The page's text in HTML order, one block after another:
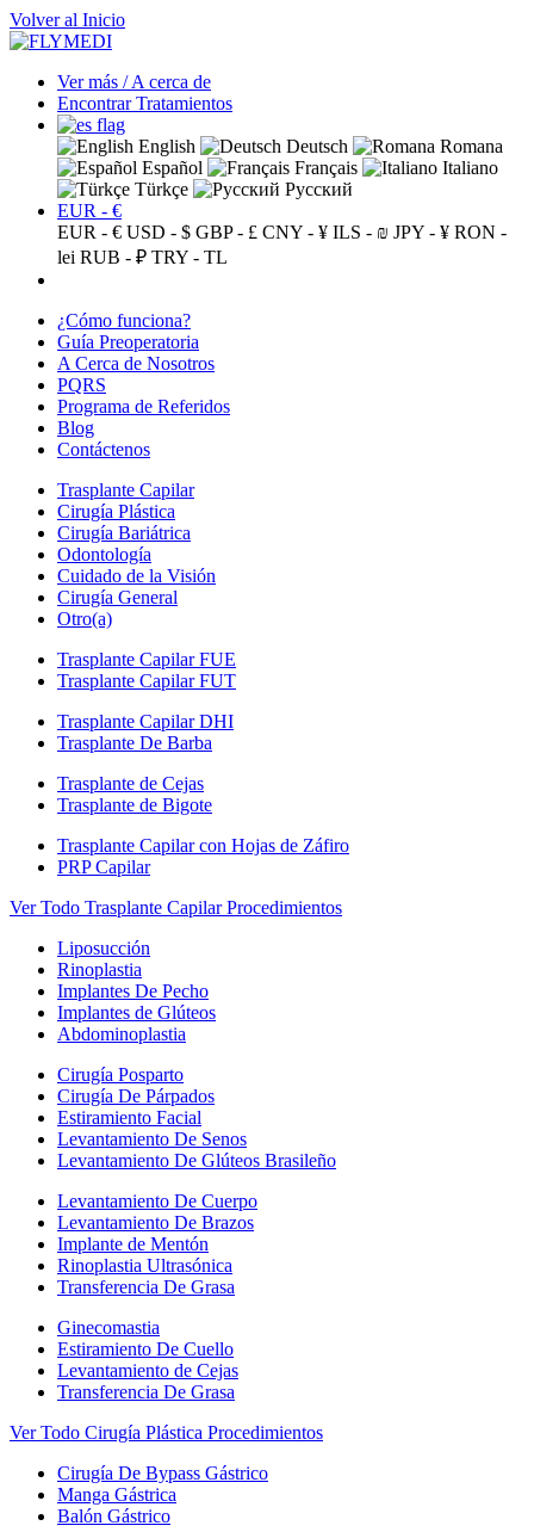
Volver al Inicio
Ver más / A cerca de
Encontrar Tratamientos
English Deutsch
Romana
Español
Français
Italiano
Türkçe
Русский
EUR - €
EUR - € USD - $ GBP - £ CNY - ¥ ILS - ₪ JPY - ¥ RON -
lei RUB - ₽ TRY - TL
¿Cómo funciona?
Guía Preoperatoria
A Cerca de Nosotros
PQRS
Programa de Referidos
Blog
Contáctenos
Trasplante Capilar
Cirugía Plástica
Cirugía Bariátrica
Odontología
Cuidado de la Visión
Cirugía General
Otro(a)
Trasplante Capilar FUE
Trasplante Capilar FUT
Trasplante Capilar DHI
Trasplante De Barba
Trasplante de Cejas
Trasplante de Bigote
Trasplante Capilar con Hojas de Záfiro
PRP Capilar
Ver Todo Trasplante Capilar Procedimientos
Liposucción
Rinoplastia
Implantes De Pecho
Implantes de Glúteos
Abdominoplastia
Cirugía Posparto
Cirugía De Párpados
Estiramiento Facial
Levantamiento De Senos
Levantamiento De Glúteos Brasileño
Levantamiento De Cuerpo
Levantamiento De Brazos
Implante de Mentón
Rinoplastia Ultrasónica
Transferencia De Grasa
Ginecomastia
Estiramiento De Cuello
Levantamiento de Cejas
Transferencia De Grasa
Ver Todo Cirugía Plástica Procedimientos
Cirugía De Bypass Gástrico
Manga Gástrica
Balón Gástrico